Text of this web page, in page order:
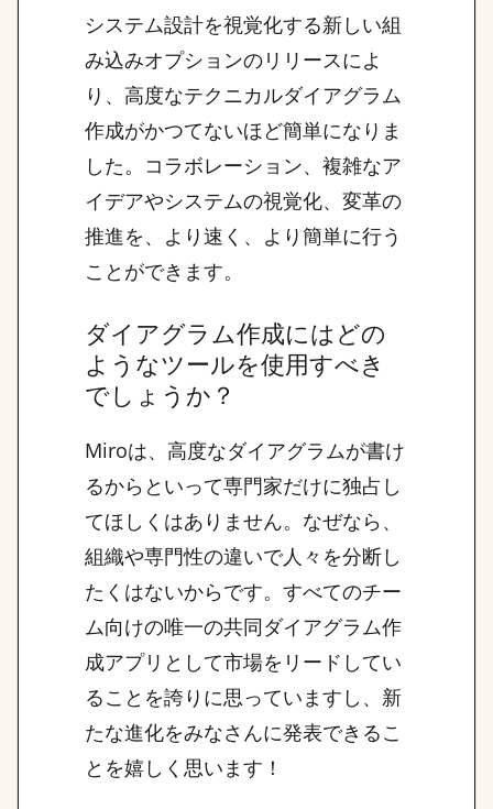
システム設計を視覚化する新しい組
み込みオプションのリリースによ
り、高度なテクニカルダイアグラム
作成がかつてないほど簡単になりま
した。コラボレーション、複雑なア
イデアやシステムの視覚化、変革の
推進を、より速く、より簡単に行う
ことができます。
ダイアグラム作成にはどの
ようなツールを使用すべき
でしょうか？
Miroは、高度なダイアグラムが書け
るからといって専門家だけに独占し
てほしくはありません。なぜなら、
組織や専門性の違いで人々を分断し
たくはないからです。すべてのチー
ム向けの唯一の共同ダイアグラム作
成アプリとして市場をリードしてい
ることを誇りに思っていますし、新
たな進化をみなさんに発表できるこ
とを嬉しく思います！